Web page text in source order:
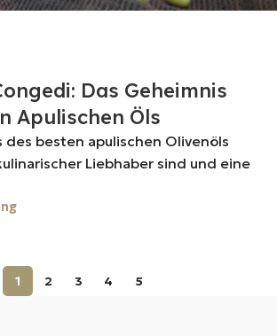
Das Geheimnis
Apulischen Öls
des besten apulischen Olivenöls
Liebhaber sind und eine
1 2 3 4 5